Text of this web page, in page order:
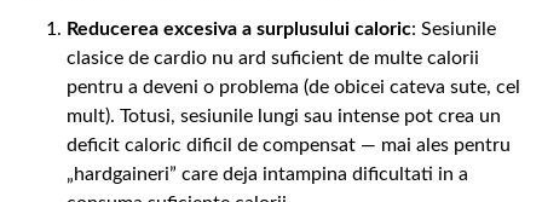
Reducerea excesiva a surplusului caloric: Sesiunile
clasice de cardio nu ard suficient de multe calorii
pentru a deveni o problema (de obicei cateva sute, cel
mult). Totusi, sesiunile lungi sau intense pot crea un
deficit caloric dificil de compensat — mai ales pentru
„hardgaineri” care deja intampina dificultati in a